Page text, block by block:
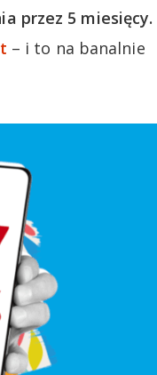
przez 5 miesięcy.
– i to na banalnie